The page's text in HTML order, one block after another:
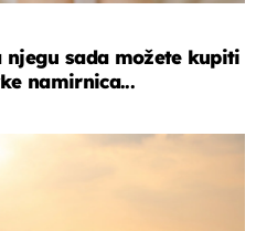
sada možete kupiti
namirnica...